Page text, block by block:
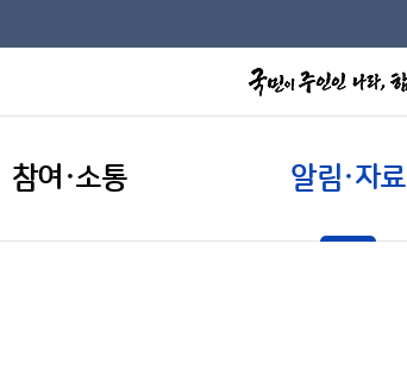
참여·소통 알림·자료